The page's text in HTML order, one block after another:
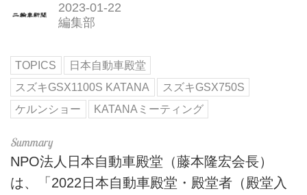
2023-01-22
編集部
TOPICS
日本自動車殿堂
スズキGSX1100S KATANA
スズキGSX750S
ケルンショー
KATANAミーティング
NPO法人日本自動車殿堂（藤本隆宏会長）
は、「2022日本自動車殿堂・殿堂者（殿堂入